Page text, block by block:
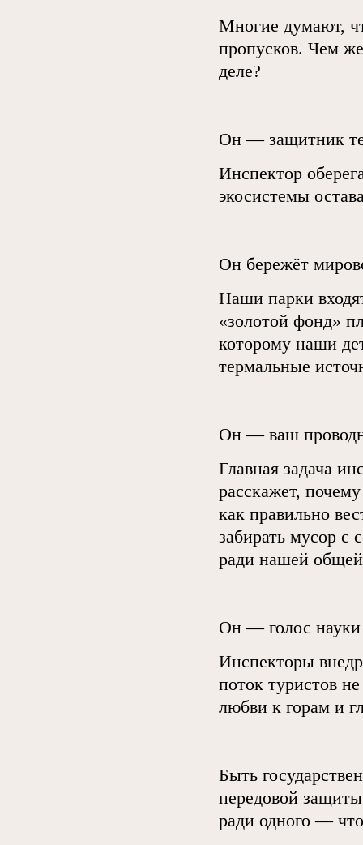
Многие думают,
пропусков. Чем
деле?
Он — защитник
Инспектор
экосистемы
Он бережёт
Наши парки
«золотой фонд»
которому наши
термальные
Он — ваш
Главная задача
расскажет,
как правильно
забирать мусор с
ради нашей
Он — голос науки
Инспекторы
поток туристов
любви к горам и
Быть
передовой
ради одного —